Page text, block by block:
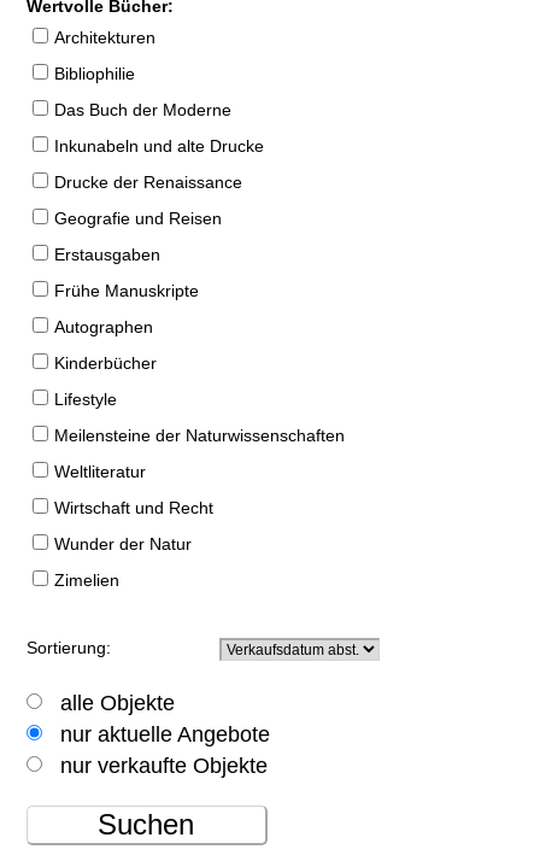
Wertvolle Bücher:
Architekturen
Bibliophilie
Das Buch der Moderne
Inkunabeln und alte Drucke
Drucke der Renaissance
Geografie und Reisen
Erstausgaben
Frühe Manuskripte
Autographen
Kinderbücher
Lifestyle
Meilensteine der Naturwissenschaften
Weltliteratur
Wirtschaft und Recht
Wunder der Natur
Zimelien
Sortierung:
alle Objekte
nur aktuelle Angebote
nur verkaufte Objekte
Suchen